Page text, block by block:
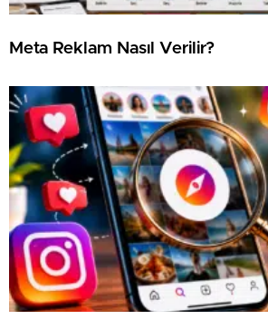
Meta Reklam Nasıl Verilir?